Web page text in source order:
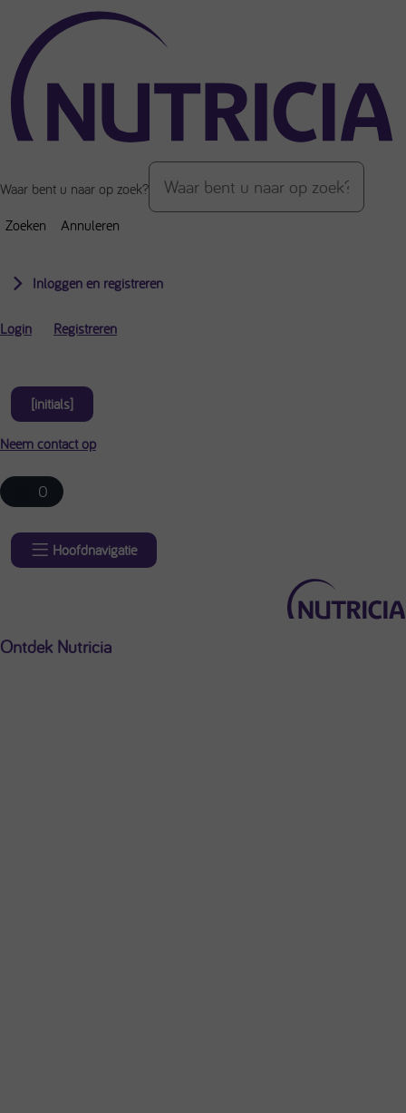
Over de inhoud van de pagina
Waar bent u naar op zoek?
Zoeken Annuleren
Inloggen en registreren
Login Registreren
[initials]
Neem contact op
0
Hoofdnavigatie
Ontdek Nutricia